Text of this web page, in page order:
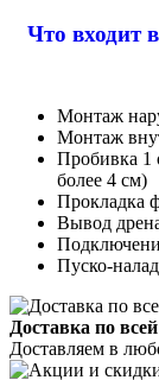
Что входит
Монтаж
Монтаж
Пробивка 1
более 4 см)
Прокладка
Вывод
Пуско-
Доставка по
Доставляем в